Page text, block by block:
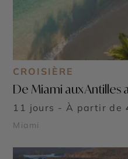
CROISIÈRE
De Miami aux Antilles
11 jours - À partir de
Miami